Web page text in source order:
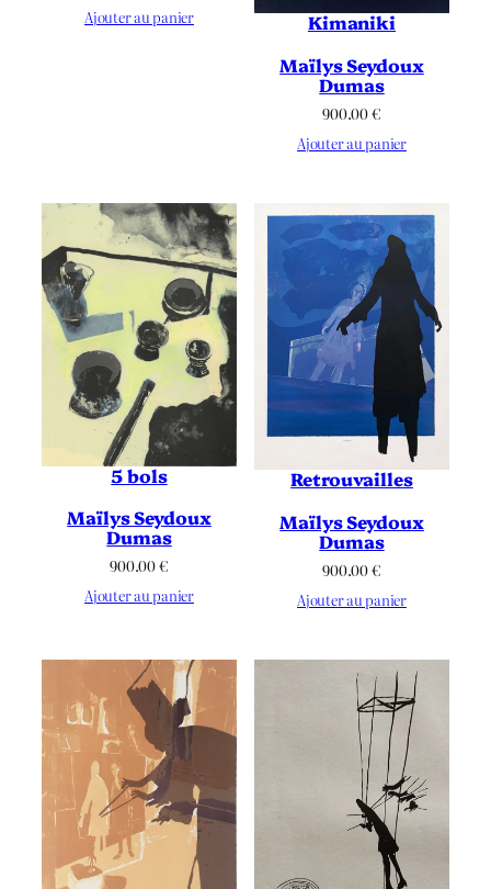
Ajouter au panier
Kimaniki
Maïlys Seydoux
Dumas
900.00€
Ajouter au panier
5 bols
Maïlys Seydoux
Dumas
900.00€
Ajouter au panier
Retrouvailles
Maïlys Seydoux
Dumas
900.00€
Ajouter au panier